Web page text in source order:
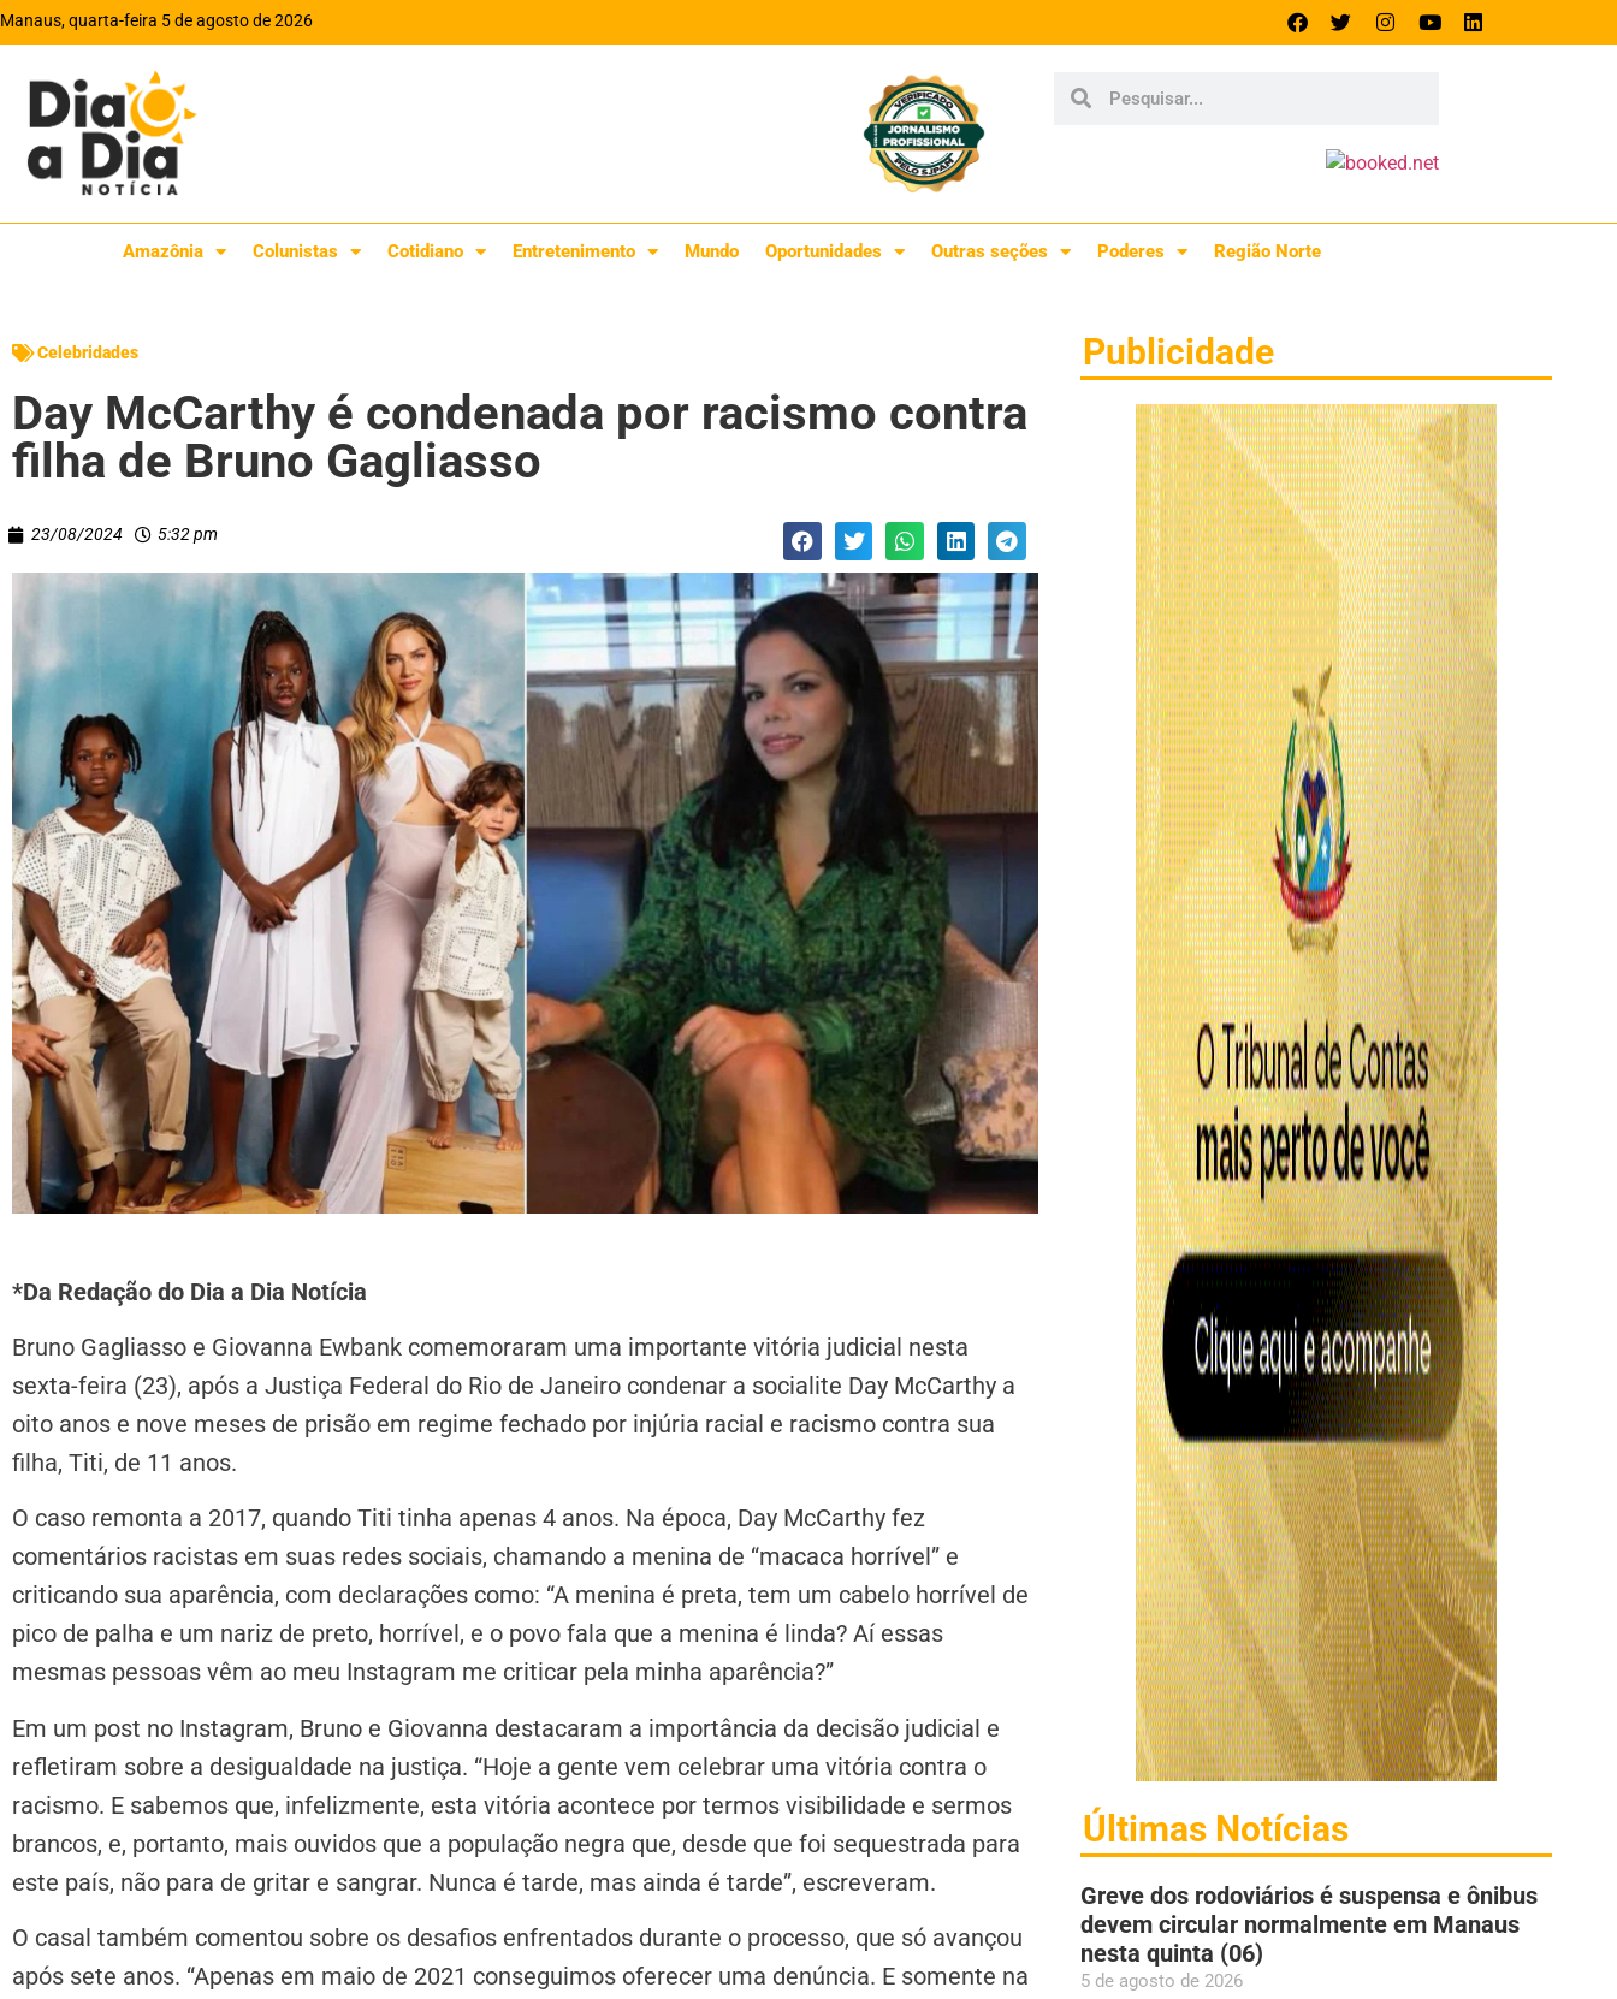
Manaus, quarta-feira 5 de agosto de 2026
Amazônia Colunistas Cotidiano Entretenimento Mundo Oportunidades Outras seções Poderes Região Norte
Celebridades
Day McCarthy é condenada por racismo contra
filha de Bruno Gagliasso
23/08/2024 5:32 pm
*Da Redação do Dia a Dia Notícia
Bruno Gagliasso e Giovanna Ewbank comemoraram uma importante vitória judicial nesta
sexta-feira (23), após a Justiça Federal do Rio de Janeiro condenar a socialite Day McCarthy a
oito anos e nove meses de prisão em regime fechado por injúria racial e racismo contra sua
filha, Titi, de 11 anos.
O caso remonta a 2017, quando Titi tinha apenas 4 anos. Na época, Day McCarthy fez
comentários racistas em suas redes sociais, chamando a menina de “macaca horrível” e
criticando sua aparência, com declarações como: “A menina é preta, tem um cabelo horrível de
pico de palha e um nariz de preto, horrível, e o povo fala que a menina é linda? Aí essas
mesmas pessoas vêm ao meu Instagram me criticar pela minha aparência?”
Em um post no Instagram, Bruno e Giovanna destacaram a importância da decisão judicial e
refletiram sobre a desigualdade na justiça. “Hoje a gente vem celebrar uma vitória contra o
racismo. E sabemos que, infelizmente, esta vitória acontece por termos visibilidade e sermos
brancos, e, portanto, mais ouvidos que a população negra que, desde que foi sequestrada para
este país, não para de gritar e sangrar. Nunca é tarde, mas ainda é tarde”, escreveram.
O casal também comentou sobre os desafios enfrentados durante o processo, que só avançou
após sete anos. “Apenas em maio de 2021 conseguimos oferecer uma denúncia. E somente na
Publicidade
Últimas Notícias
Greve dos rodoviários é suspensa e ônibus
devem circular normalmente em Manaus
nesta quinta (06)
5 de agosto de 2026